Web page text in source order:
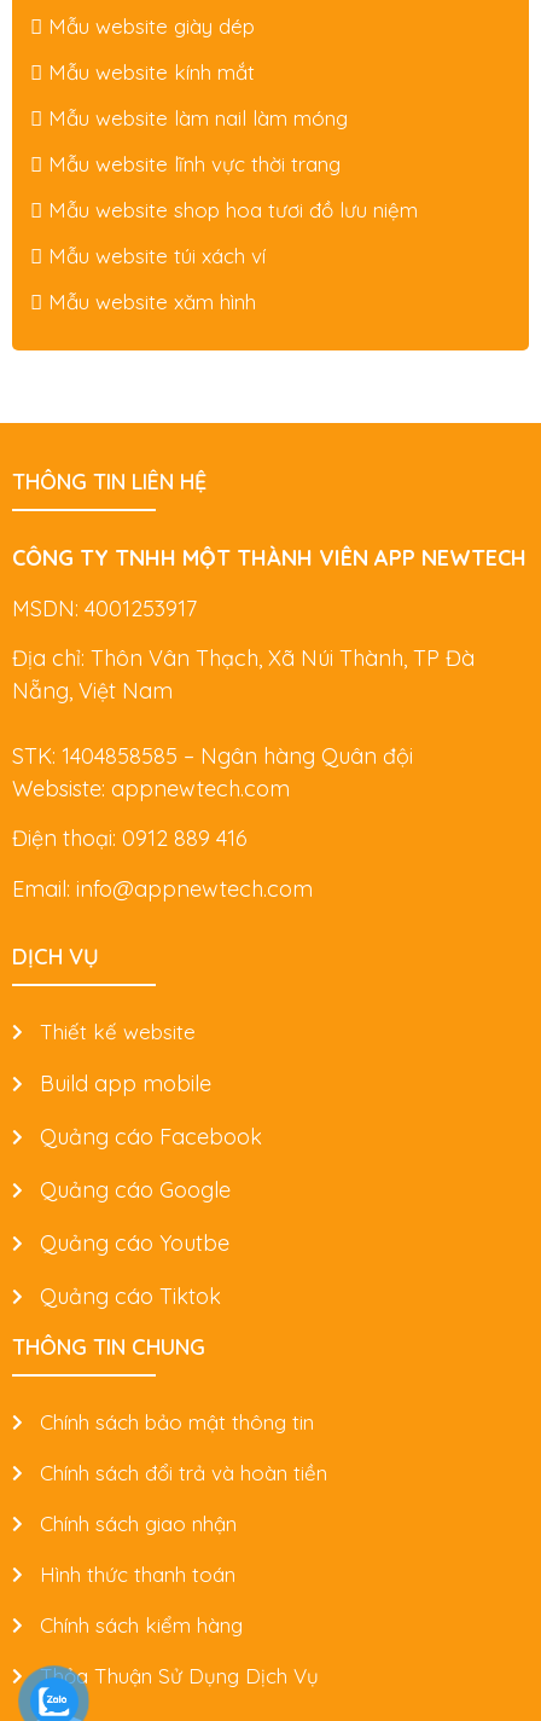
Mẫu website giày dép
Mẫu website kính mắt
Mẫu website làm nail làm móng
Mẫu website lĩnh vực thời trang
Mẫu website shop hoa tươi đồ lưu niệm
Mẫu website túi xách ví
Mẫu website xăm hình
THÔNG TIN LIÊN HỆ
CÔNG TY TNHH MỘT THÀNH VIÊN APP NEWTECH
MSDN: 4001253917
Địa chỉ: Thôn Vân Thạch, Xã Núi Thành, TP Đà
Nẵng, Việt Nam
STK: 1404858585 – Ngân hàng Quân đội
Websiste: appnewtech.com
Điện thoại: 0912 889 416
Email: info@appnewtech.com
DỊCH VỤ
Thiết kế website
Build app mobile
Quảng cáo Facebook
Quảng cáo Google
Quảng cáo Youtbe
Quảng cáo Tiktok
THÔNG TIN CHUNG
Chính sách bảo mật thông tin
Chính sách đổi trả và hoàn tiền
Chính sách giao nhận
Hình thức thanh toán
Chính sách kiểm hàng
Thỏa Thuận Sử Dụng Dịch Vụ